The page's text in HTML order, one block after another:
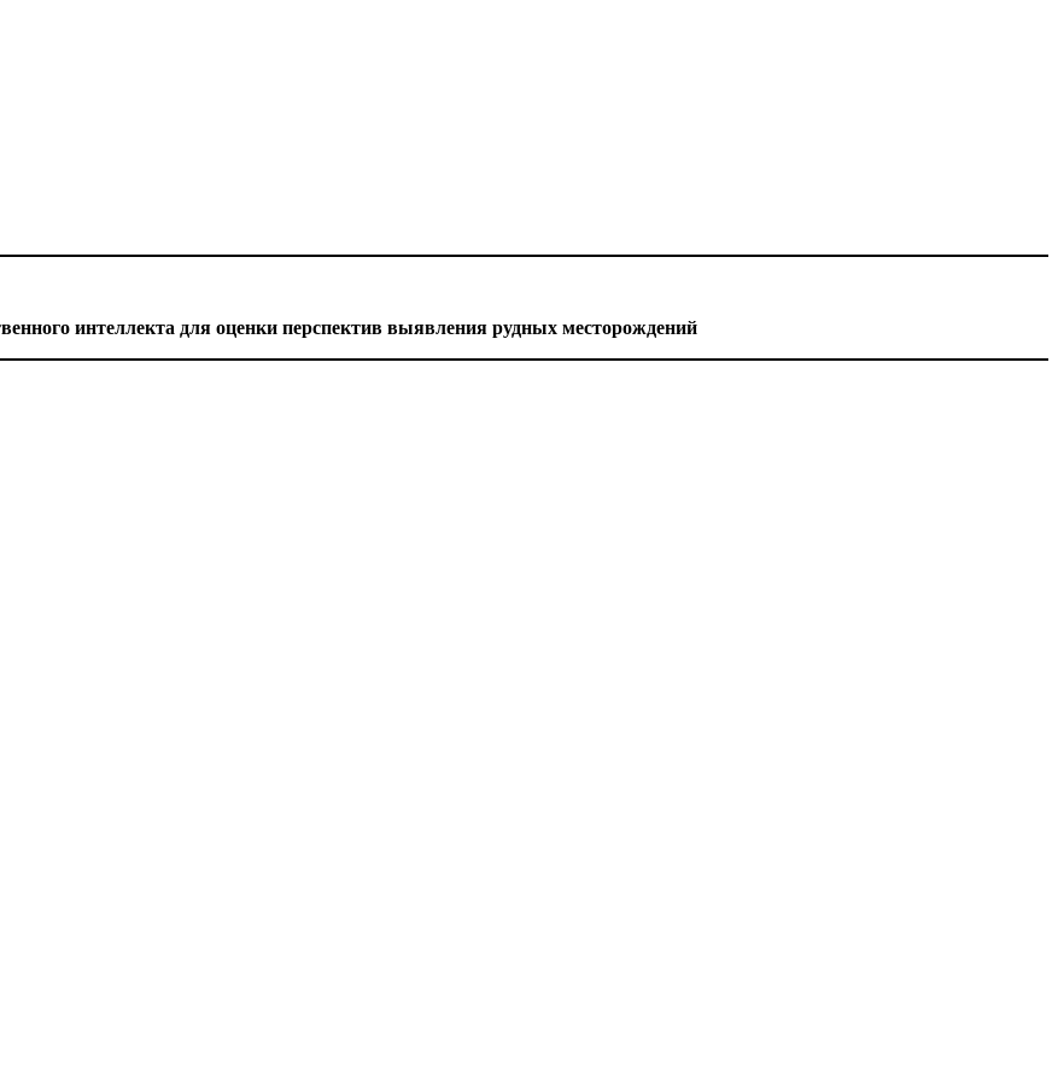
интеллекта для оценки перспектив выявления рудных месторождений